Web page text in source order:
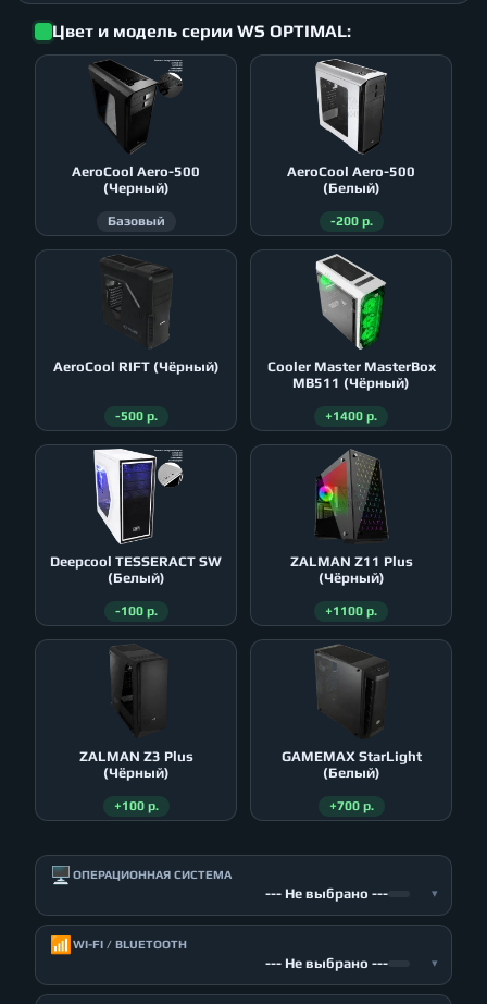
Цвет и модель серии WS OPTIMAL:
AeroСool Aero-500
(Черный)
Базовый
AeroСool Aero-500
(Белый)
-200 р.
AeroСool RIFT (Чёрный)
-500 р.
Cooler Master MasterBox
MB511 (Чёрный)
+1400 р.
Deepcool TESSERACT SW
(Белый)
-100 р.
ZALMAN Z11 Plus
(Чёрный)
+1100 р.
ZALMAN Z3 Plus
(Чёрный)
+100 р.
GAMEMAX StarLight
(Белый)
+700 р.
🖥️ ОПЕРАЦИОННАЯ СИСТЕМА
--- Не выбрано --- ▾
📶 WI-FI / BLUETOOTH
--- Не выбрано --- ▾